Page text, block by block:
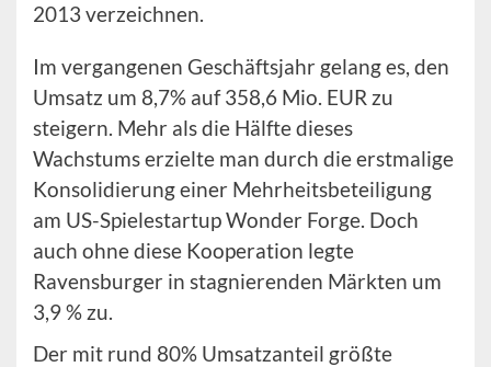
2013 verzeichnen.
Im vergangenen Geschäftsjahr gelang es, den
Umsatz um 8,7% auf 358,6 Mio. EUR zu
steigern. Mehr als die Hälfte dieses
Wachstums erzielte man durch die erstmalige
Konsolidierung einer Mehrheitsbeteiligung
am US-Spielestartup Wonder Forge. Doch
auch ohne diese Kooperation legte
Ravensburger in stagnierenden Märkten um
3,9 % zu.
Der mit rund 80% Umsatzanteil größte